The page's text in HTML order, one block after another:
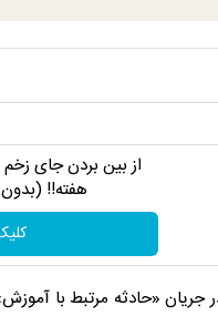
هفته!!
جریان «حادثه مرتبط با